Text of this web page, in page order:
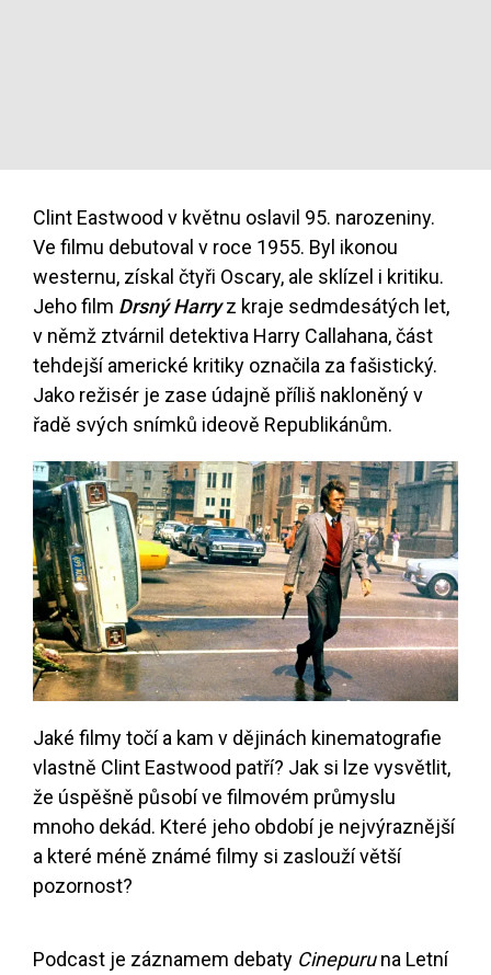
Clint Eastwood v květnu oslavil 95. narozeniny.
Ve filmu debutoval v roce 1955. Byl ikonou
westernu, získal čtyři Oscary, ale sklízel i kritiku.
Jeho film Drsný Harryz kraje sedmdesátých let,
v němž ztvárnil detektiva Harry Callahana, část
tehdejší americké kritiky označila za fašistický.
Jako režisér je zase údajně příliš nakloněný v
řadě svých snímků ideově Republikánům.
Jaké filmy točí a kam v dějinách kinematografie
vlastně Clint Eastwood patří? Jak si lze vysvětlit,
že úspěšně působí ve filmovém průmyslu
mnoho dekád. Které jeho období je nejvýraznější
a které méně známé filmy si zaslouží větší
pozornost?
Podcast je záznamem debaty Cinepuruna Letní